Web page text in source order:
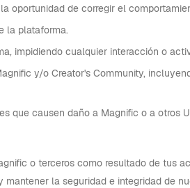
oportunidad de corregir el
la plataforma.
impidiendo cualquier interacción o
y/o Creator's Community,
que causen daño a Magnific o a otros
o terceros como resultado de tus
la seguridad e integridad de